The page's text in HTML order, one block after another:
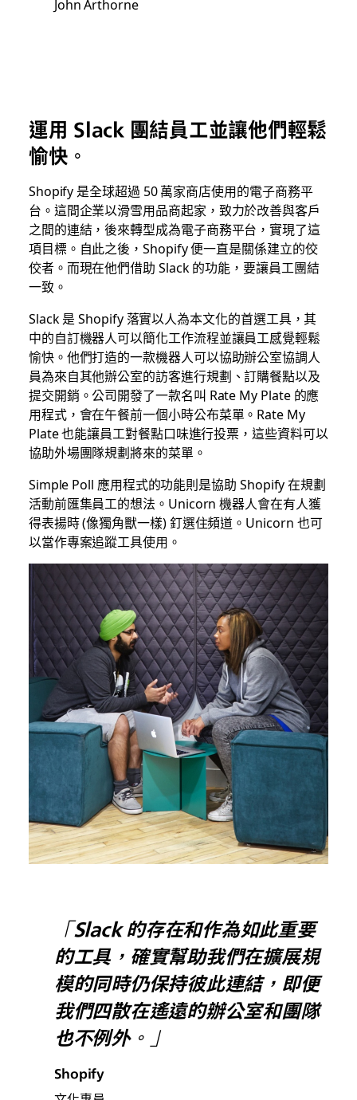
John Arthorne
運用 Slack 團結員工並讓他們輕鬆
愉快。
Shopify 是全球超過 50 萬家商店使用的電子商務平
台。這間企業以滑雪用品商起家，致力於改善與客戶
之間的連結，後來轉型成為電子商務平台，實現了這
項目標。自此之後，Shopify 便一直是關係建立的佼
佼者。而現在他們借助 Slack 的功能，要讓員工團結
一致。
Slack 是 Shopify 落實以人為本文化的首選工具，其
中的自訂機器人可以簡化工作流程並讓員工感覺輕鬆
愉快。他們打造的一款機器人可以協助辦公室協調人
員為來自其他辦公室的訪客進行規劃、訂購餐點以及
提交開銷。公司開發了一款名叫 Rate My Plate 的應
用程式，會在午餐前一個小時公布菜單。Rate My
Plate 也能讓員工對餐點口味進行投票，這些資料可以
協助外場團隊規劃將來的菜單。
Simple Poll 應用程式的功能則是協助 Shopify 在規劃
活動前匯集員工的想法。Unicorn 機器人會在有人獲
得表揚時 (像獨角獸一樣) 釘選住頻道。Unicorn 也可
以當作專案追蹤工具使用。
「Slack 的存在和作為如此重要
的工具，確實幫助我們在擴展規
模的同時仍保持彼此連結，即便
我們四散在遙遠的辦公室和團隊
也不例外。」
Shopify